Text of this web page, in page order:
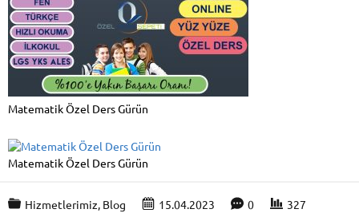
Matematik Özel Ders Gürün
Matematik Özel Ders Gürün
Hizmetlerimiz, Blog 15.04.2023 0 327